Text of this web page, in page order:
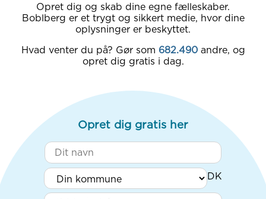
Opret dig og skab dine egne fælleskaber.
Boblberg er et trygt og sikkert medie, hvor dine
oplysninger er beskyttet.
Hvad venter du på? Gør som 682.490 andre, og
opret dig gratis i dag.
Opret dig gratis her